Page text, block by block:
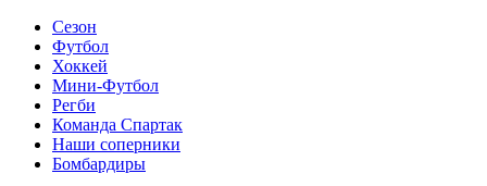
Сезон
Футбол
Хоккей
Мини-Футбол
Регби
Команда Спартак
Наши соперники
Бомбардиры